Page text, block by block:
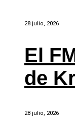
28 julio, 2026
El
de
28 julio, 2026